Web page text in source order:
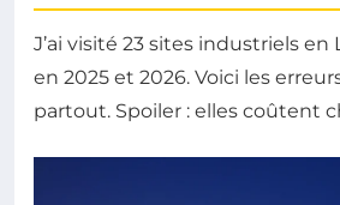
J’ai visité 23 sites industriels
en 2025 et 2026. Voici les
partout. Spoiler : elles coûtent